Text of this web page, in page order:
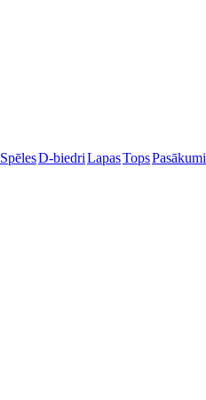
SpēlesD-biedriLapasTopsPasākumi